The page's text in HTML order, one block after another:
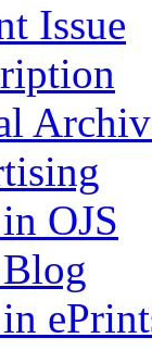
Issue
OJS